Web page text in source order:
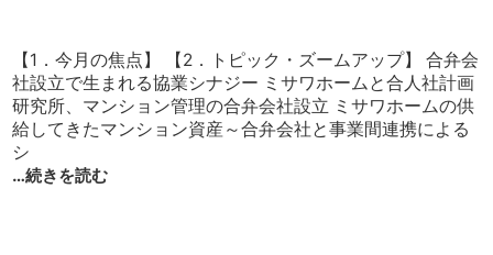
【1．今月の焦点】 【2．トピック・ズームアップ】 合弁会
社設立で生まれる協業シナジー ミサワホームと合人社計画
研究所、マンション管理の合弁会社設立 ミサワホームの供
給してきたマンション資産～合弁会社と事業間連携による
シ
…続きを読む